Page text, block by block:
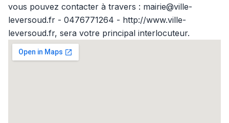
vous pouvez contacter à travers : mairie@ville-
leversoud.fr - 0476771264 - http://www.ville-
leversoud.fr, sera votre principal interlocuteur.